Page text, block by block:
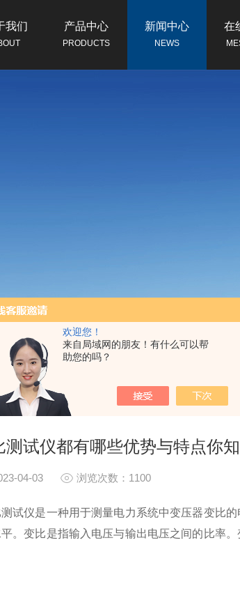
欢迎您！
来自局域网的朋友！有什么可以帮
助您的吗？
我们 产品中心
PRODUCTS
新闻中心
NEWS
在
我的位置
测试仪都有哪些优势与特点你
04-03 浏览次数：1100
仪是一种用于测量电力系统中变压器变比的
。变比是指输入电压与输出电压之间的比率